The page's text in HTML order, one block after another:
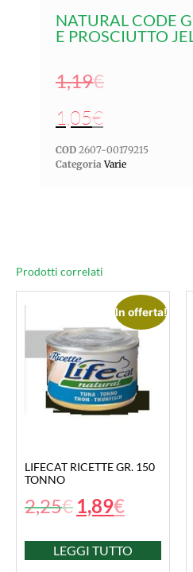
NATURAL CODE
E PROSCIUTTO
1,19€
1,05€
COD 2607-00179215
Categoria Varie
Prodotti correlati
In offerta!
LIFECAT RICETTE GR. 150
TONNO
2,25€ 1,89€
LEGGI TUTTO